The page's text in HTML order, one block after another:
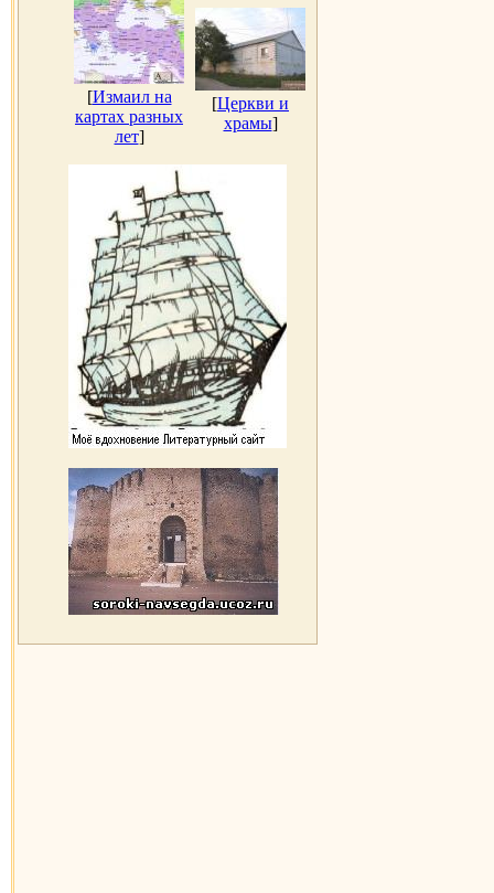
[Измаил на
картах разных
лет]
[Церкви и
храмы]